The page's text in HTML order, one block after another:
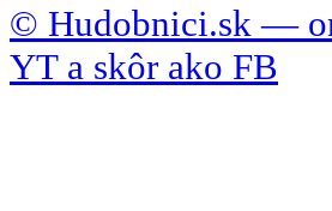
© Hudobnici.sk —
YT a skôr ako FB